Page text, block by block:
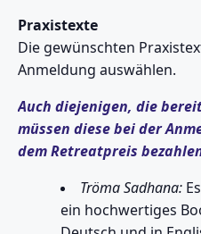
Praxistexte
Die gewünschten
Anmeldung auswählen.
Auch diejenigen, die
müssen diese bei der
dem Retreatpreis
Tröma Sadhana:
ein hochwertiges